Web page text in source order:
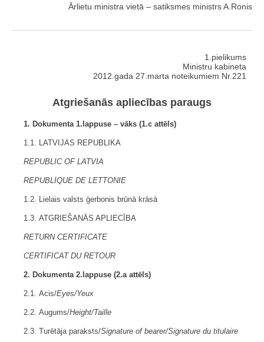
Ārlietu ministra vietā – satiksmes ministrs A.Ronis
1.pielikums
Ministru kabineta
2012.gada 27.marta noteikumiem Nr.221
Atgriešanās apliecības paraugs
1. Dokumenta 1.lappuse – vāks (1.c attēls)
1.1. LATVIJAS REPUBLIKA
REPUBLIC OF LATVIA
REPUBLIQUE DE LETTONIE
1.2. Lielais valsts ģerbonis brūnā krāsā
1.3. ATGRIEŠANĀS APLIECĪBA
RETURN CERTIFICATE
CERTIFICAT DU RETOUR
2. Dokumenta 2.lappuse (2.a attēls)
2.1. Acis/Eyes/Yeux
2.2. Augums/Height/Taille
2.3. Turētāja paraksts/Signature of bearer/Signature du titulaire